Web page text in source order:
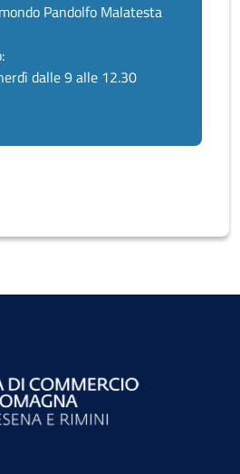
Pandolfo Malatesta
dalle 9 alle 12.30